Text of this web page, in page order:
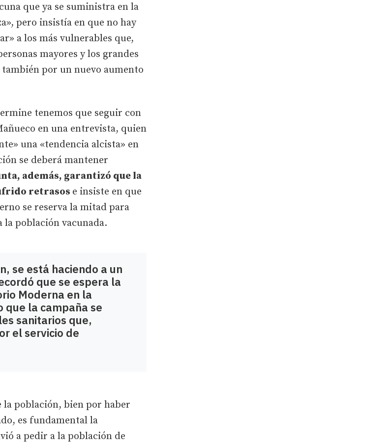
que ya se suministra en la
pero insistía en que no hay
a los más vulnerables que,
mayores y los grandes
por un nuevo aumento
tenemos que seguir con
en una entrevista, quien
una «tendencia alcista» en
se deberá mantener
además, garantizó que la
retrasos e insiste en que
se reserva la mitad para
la población vacunada.
se está haciendo a un
que se espera la
Moderna en la
que la campaña se
sanitarios que,
el servicio de
la población, bien por haber
es fundamental la
a pedir a la población de